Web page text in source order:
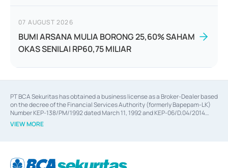
07 AUGUST 2026
BUMI ARSANA MULIA BORONG 25,60% SAHAM
OKAS SENILAI RP60,75 MILIAR
PT BCA Sekuritas has obtained a business license as a Broker-Dealer based
on the decree of the Financial Services Authority (formerly Bapepam-LK)
Number KEP-138/PM/1992 dated March 11, 1992 and KEP-06/D.04/2014
dated February 28, 2014, a business license as an Underwriter based on the
decree of the Financial Services Authority Number KEP-12/PM/PEE/1997
Financial Services Authority Number S-67/PM.21/2014 dated February 28,
VIEW MORE